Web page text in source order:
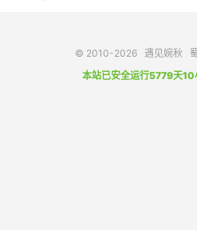
© 2010-2026 遇见婉秋
本站已安全运行5779天